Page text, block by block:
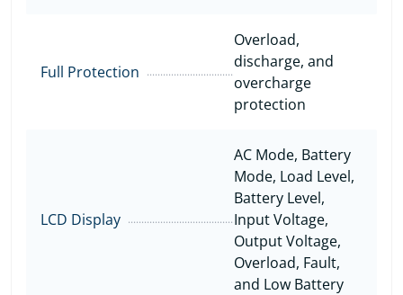
Full Protection
Overload,
discharge, and
overcharge
protection
LCD Display
AC Mode, Battery
Mode, Load Level,
Battery Level,
Input Voltage,
Output Voltage,
Overload, Fault,
and Low Battery